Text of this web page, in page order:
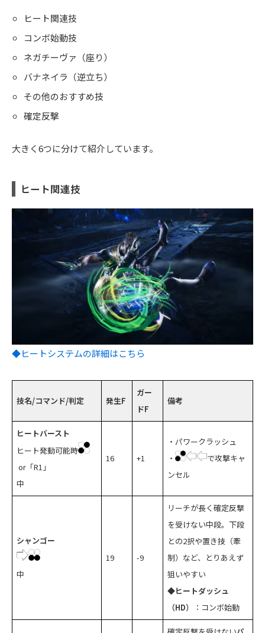
ヒート関連技
コンボ始動技
ネガチーヴァ（座り）
バナネイラ（逆立ち）
その他のおすすめ技
確定反撃
大きく6つに分けて紹介しています。
ヒート関連技
◆ヒートシステムの詳細はこちら
技名/コマンド/判定 発生F
ガー
ドF
備考
ヒートバースト
ヒート発動可能時
or「R1」
中
16 +1
・パワークラッシュ
・
で攻撃キャ
ンセル
シャンゴー
中
19 -9
リーチが長く確定反撃
を受けない中段。下段
との2択や置き技（牽
制）など、とりあえず
狙いやすい
◆ヒートダッシュ
（HD）
：コンボ始動